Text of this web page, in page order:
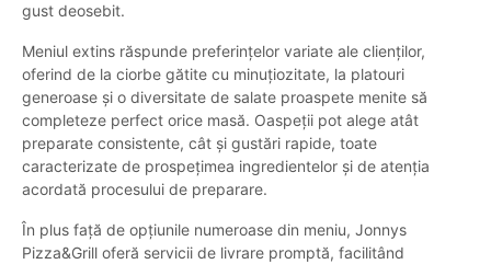
gust deosebit.
Meniul extins răspunde preferințelor variate ale clienților,
oferind de la ciorbe gătite cu minuțiozitate, la platouri
generoase și o diversitate de salate proaspete menite să
completeze perfect orice masă. Oaspeții pot alege atât
preparate consistente, cât și gustări rapide, toate
caracterizate de prospețimea ingredientelor și de atenția
acordată procesului de preparare.
În plus față de opțiunile numeroase din meniu, Jonnys
Pizza&Grill oferă servicii de livrare promptă, facilitând